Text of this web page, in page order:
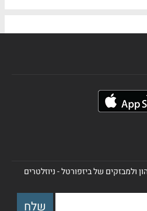
ולמבזקים של ביזפורטל - ניוזלטרים